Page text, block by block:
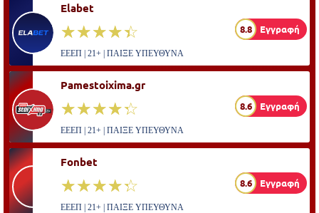
Elabet
☆☆☆☆☆
★★★★★ 8.8 Εγγραφή
ΕΕΕΠ | 21+ | ΠΑΙΞΕ ΥΠΕΥΘΥΝΑ
Pamestoixima.gr
☆☆☆☆☆
★★★★★ 8.6 Εγγραφή
ΕΕΕΠ | 21+ | ΠΑΙΞΕ ΥΠΕΥΘΥΝΑ
Fonbet
☆☆☆☆☆
★★★★★ 8.6 Εγγραφή
ΕΕΕΠ | 21+ | ΠΑΙΞΕ ΥΠΕΥΘΥΝΑ